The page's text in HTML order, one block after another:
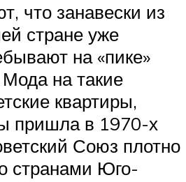
что занавески из
стране уже
на «пике»
на такие
квартиры,
пришла в 1970-х
Союз плотно
странами Юго-